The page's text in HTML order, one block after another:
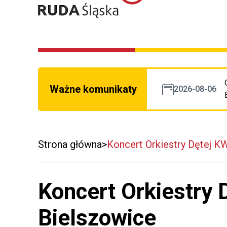
Ważne komunikaty 2026-08-06
Strona główna Koncert Orkiestry Dętej
Koncert Orkiestry
Bielszowice